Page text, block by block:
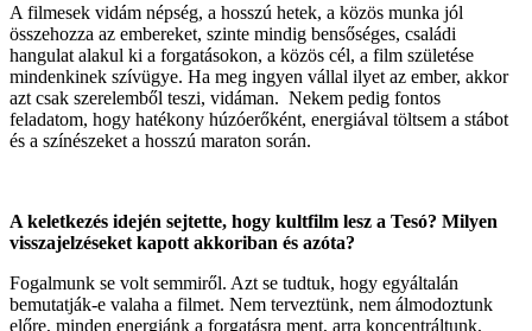
A filmesek vidám népség, a hosszú hetek, a közös munka jól
összehozza az embereket, szinte mindig bensőséges, családi
hangulat alakul ki a forgatásokon, a közös cél, a film születése
mindenkinek szívügye. Ha meg ingyen vállal ilyet az ember, akkor
azt csak szerelemből teszi, vidáman. Nekem pedig fontos
feladatom, hogy hatékony húzóerőként, energiával töltsem a stábot
és a színészeket a hosszú maraton során.
A keletkezés idején sejtette, hogy kultfilm lesz a Tesó? Milyen
visszajelzéseket kapott akkoriban és azóta?
Fogalmunk se volt semmiről. Azt se tudtuk, hogy egyáltalán
bemutatják-e valaha a filmet. Nem terveztünk, nem álmodoztunk
előre, minden energiánk a forgatásra ment, arra koncentráltunk,